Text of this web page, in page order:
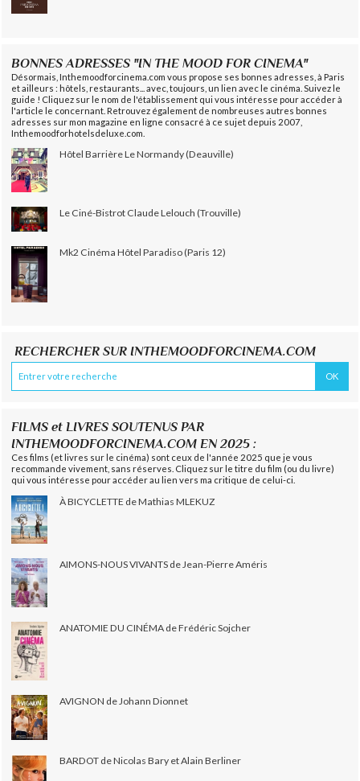
BONNES ADRESSES "IN THE MOOD FOR CINEMA"
Désormais, Inthemoodforcinema.com vous propose ses bonnes adresses, à Paris
et ailleurs : hôtels, restaurants... avec, toujours, un lien avec le cinéma. Suivez le
guide ! Cliquez sur le nom de l'établissement qui vous intéresse pour accéder à
l'article le concernant. Retrouvez également de nombreuses autres bonnes
adresses sur mon magazine en ligne consacré à ce sujet depuis 2007,
Inthemoodforhotelsdeluxe.com.
Hôtel Barrière Le Normandy (Deauville)
Le Ciné-Bistrot Claude Lelouch (Trouville)
Mk2 Cinéma Hôtel Paradiso (Paris 12)
RECHERCHER SUR INTHEMOODFORCINEMA.COM
FILMS et LIVRES SOUTENUS PAR
INTHEMOODFORCINEMA.COM EN 2025 :
Ces films (et livres sur le cinéma) sont ceux de l'année 2025 que je vous
recommande vivement, sans réserves. Cliquez sur le titre du film (ou du livre)
qui vous intéresse pour accéder au lien vers ma critique de celui-ci.
À BICYCLETTE de Mathias MLEKUZ
AIMONS-NOUS VIVANTS de Jean-Pierre Améris
ANATOMIE DU CINÉMA de Frédéric Sojcher
AVIGNON de Johann Dionnet
BARDOT de Nicolas Bary et Alain Berliner